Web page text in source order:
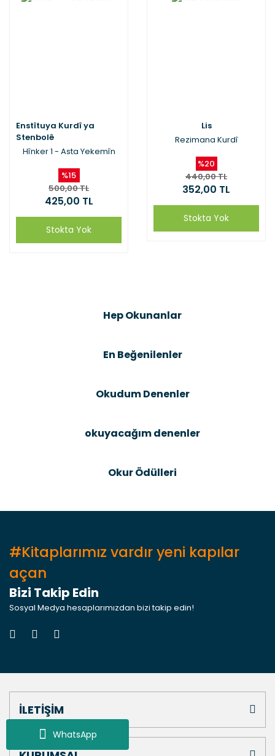
WhatsApp
Enstîtuya Kurdî ya
Stenbolê
Hînker 1 - Asta Yekemîn
%15
500,00 TL
425,00 TL
Stokta Yok
Lis
Rezimana Kurdî
%20
440,00 TL
352,00 TL
Stokta Yok
Hep Okunanlar
En Beğenilenler
Okudum Denenler
okuyacağım denenler
Okur Ödülleri
#Kitaplarımız vardır yeni kapılar
açan
Bizi Takip Edin
Sosyal Medya hesaplarımızdan bizi takip edin!
İLETİŞİM